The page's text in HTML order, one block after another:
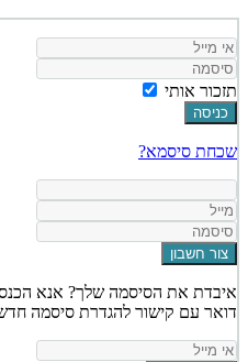
תזכור אותי
כניסה
שכחת סיסמא?
צור חשבון
איבדת את הסיסמה שלך? אנא
דואר עם קישור להגדרת סיסמה